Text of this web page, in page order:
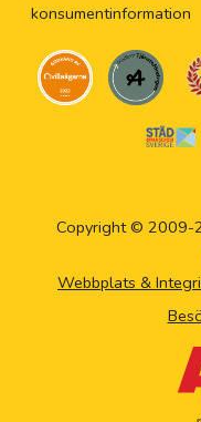
konsumentinformation
Copyright © 2009-
Webbplats &